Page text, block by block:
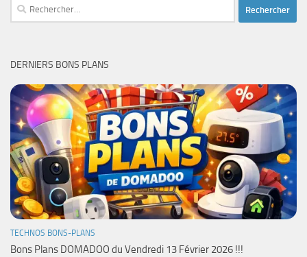
Rechercher :
DERNIERS BONS PLANS
TECHNOS BONS-PLANS
Bons Plans DOMADOO du Vendredi 13 Février 2026 !!!